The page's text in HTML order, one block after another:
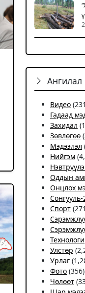
Ангилал
Видео
Гадаад
Захидал
Зөвлөгөө
Мэдээлэл
Нийгэм
Оддын
Онцлох
Спорт
Технологи
Улстөр
Урлаг
Фото (356)
Чѳлѳѳт